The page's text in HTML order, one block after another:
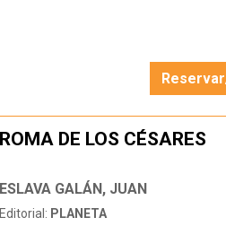
ROMA DE LOS CÉSARES
ESLAVA GALÁN, JUAN
Editorial: PLANETA